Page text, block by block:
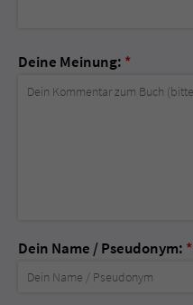
Deine Meinung: *
Dein Name / Pseudonym: *